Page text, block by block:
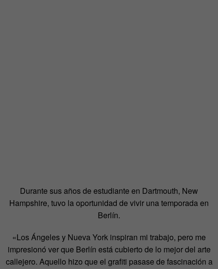
Durante sus años de estudiante en Dartmouth, New
Hampshire, tuvo la oportunidad de vivir una temporada en
Berlín.
«Los Ángeles y Nueva York inspiran mi trabajo, pero me
impresionó ver que Berlín está cubierto de lo mejor del arte
callejero. Aquello hizo que el grafiti pasase de fascinación a